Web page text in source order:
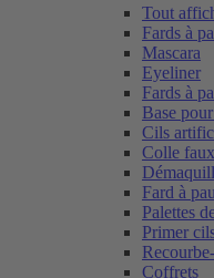
Tout
Fards à
Mascara
Eyeliner
Fards à
Base
Cils
Colle
Fard à
Palettes
Primer
Coffrets